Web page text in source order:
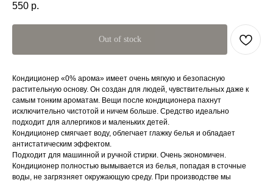
550 р.
Out of stock
Кондиционер «0% арома» имеет очень мягкую и безопасную
растительную основу. Он создан для людей, чувствительных даже к
самым тонким ароматам. Вещи после кондиционера пахнут
исключительно чистотой и ничем больше. Средство идеально
подходит для аллергиков и маленьких детей.
Кондиционер смягчает воду, облегчает глажку белья и обладает
антистатическим эффектом.
Подходит для машинной и ручной стирки. Очень экономичен.
Кондиционер полностью вымывается из белья, попадая в сточные
воды, не загрязняет окружающую среду. При производстве мы